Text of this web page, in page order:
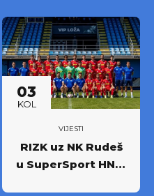
03
KOL
VIJESTI
RIZK uz NK Rudeš
u SuperSport HNL-